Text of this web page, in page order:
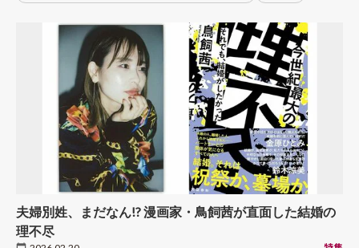
夫婦別姓、まだなん!? 漫画家・鳥飼茜が直面した結婚の
理不尽